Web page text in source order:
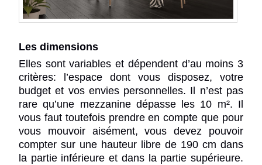
Les dimensions
Elles sont variables et dépendent d’au moins 3
critères: l’espace dont vous disposez, votre
budget et vos envies personnelles. Il n’est pas
rare qu’une mezzanine dépasse les 10 m². Il
vous faut toutefois prendre en compte que pour
vous mouvoir aisément, vous devez pouvoir
compter sur une hauteur libre de 190 cm dans
la partie inférieure et dans la partie supérieure.